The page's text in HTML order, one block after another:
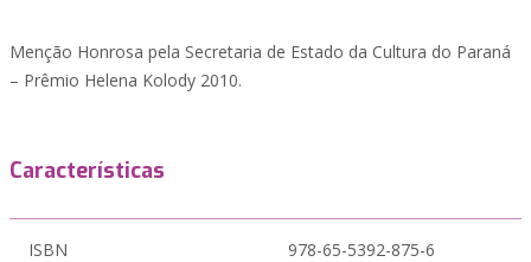
Menção Honrosa pela Secretaria de Estado da Cultura do Paraná
– Prêmio Helena Kolody 2010.
Características
ISBN 978-65-5392-875-6